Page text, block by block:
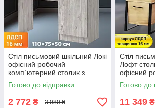
Стіл письмовий шкільний Локі
офісний робочий
комп`ютерний столик з
тумбою та полицею для
клавіатури сучасні письмові
столи
Готово до відправки
2 772 ₴ 3 080 ₴
Стіл
Лофт
офісний
столик
шухлядами
Готово до
11 349 ₴